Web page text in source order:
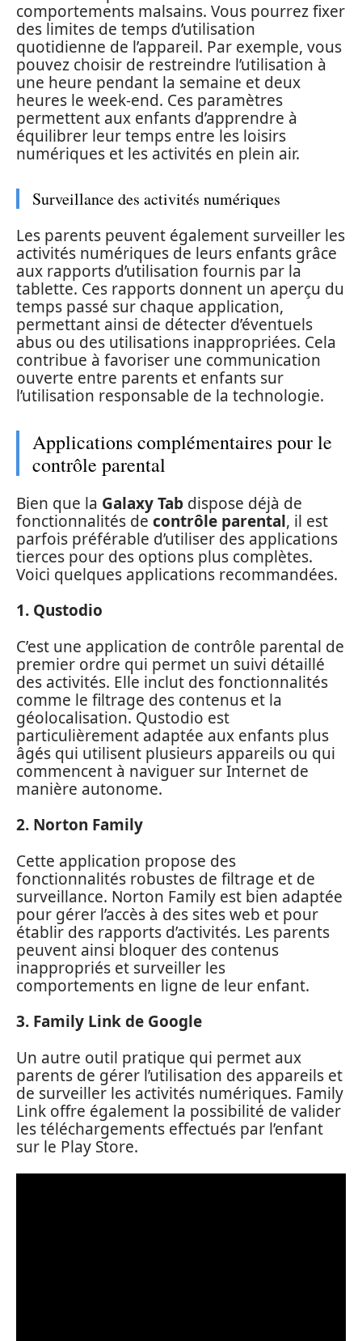
comportements malsains. Vous pourrez fixer
des limites de temps d’utilisation
quotidienne de l’appareil. Par exemple, vous
pouvez choisir de restreindre l’utilisation à
une heure pendant la semaine et deux
heures le week-end. Ces paramètres
permettent aux enfants d’apprendre à
équilibrer leur temps entre les loisirs
numériques et les activités en plein air.
Surveillance des activités numériques
Les parents peuvent également surveiller les
activités numériques de leurs enfants grâce
aux rapports d’utilisation fournis par la
tablette. Ces rapports donnent un aperçu du
temps passé sur chaque application,
permettant ainsi de détecter d’éventuels
abus ou des utilisations inappropriées. Cela
contribue à favoriser une communication
ouverte entre parents et enfants sur
l’utilisation responsable de la technologie.
Applications complémentaires pour le
contrôle parental
Bien que la Galaxy Tab dispose déjà de
fonctionnalités de contrôle parental, il est
parfois préférable d’utiliser des applications
tierces pour des options plus complètes.
Voici quelques applications recommandées.
1. Qustodio
C’est une application de contrôle parental de
premier ordre qui permet un suivi détaillé
des activités. Elle inclut des fonctionnalités
comme le filtrage des contenus et la
géolocalisation. Qustodio est
particulièrement adaptée aux enfants plus
âgés qui utilisent plusieurs appareils ou qui
commencent à naviguer sur Internet de
manière autonome.
2. Norton Family
Cette application propose des
fonctionnalités robustes de filtrage et de
surveillance. Norton Family est bien adaptée
pour gérer l’accès à des sites web et pour
établir des rapports d’activités. Les parents
peuvent ainsi bloquer des contenus
inappropriés et surveiller les
comportements en ligne de leur enfant.
3. Family Link de Google
Un autre outil pratique qui permet aux
parents de gérer l’utilisation des appareils et
de surveiller les activités numériques. Family
Link offre également la possibilité de valider
les téléchargements effectués par l’enfant
sur le Play Store.